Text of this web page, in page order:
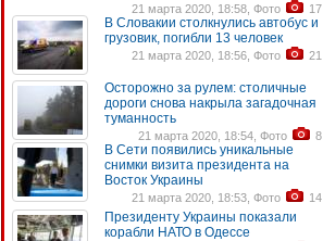
21 марта 2020, 18:58, Фото 17
В Словакии столкнулись автобус и
грузовик, погибли 13 человек
21 марта 2020, 18:56, Фото 21
Осторожно за рулем: столичные
дороги снова накрыла загадочная
туманность
21 марта 2020, 18:54, Фото 8
В Сети появились уникальные
снимки визита президента на
Восток Украины
21 марта 2020, 18:53, Фото 14
Президенту Украины показали
корабли НАТО в Одессе